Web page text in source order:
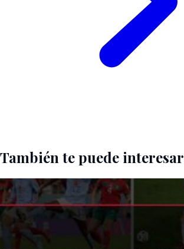
También te puede interesar